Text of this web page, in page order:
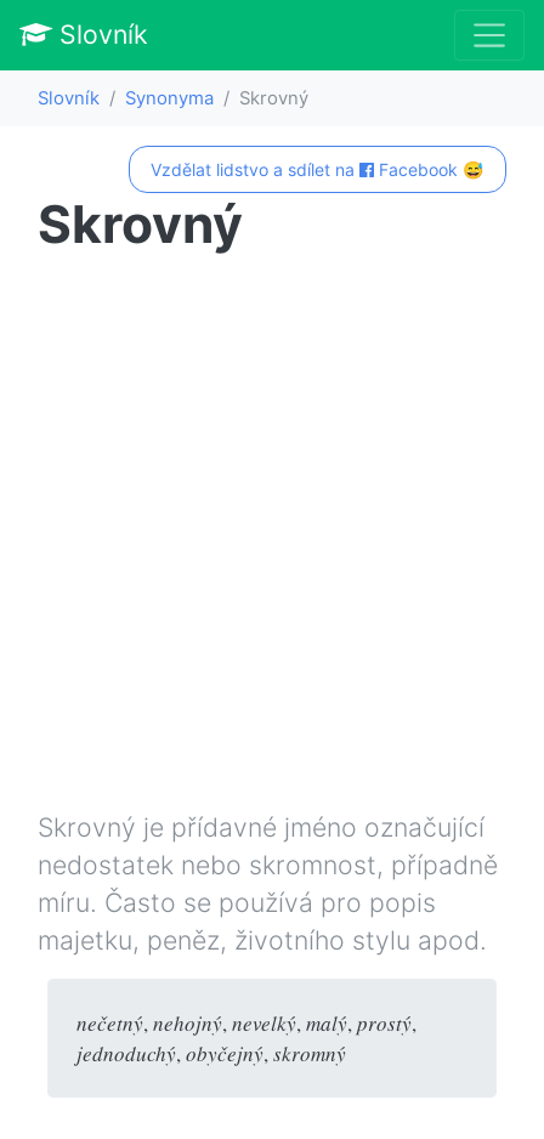
Slovník
Slovník Synonyma Skrovný
Vzdělat lidstvo a sdílet na Facebook 😅
Skrovný
Skrovný je přídavné jméno označující
nedostatek nebo skromnost, případně
míru. Často se používá pro popis
majetku, peněz, životního stylu apod.
nečetný,nehojný,nevelký,malý,prostý,
jednoduchý,obyčejný,skromný